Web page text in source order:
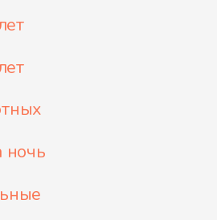
ночь